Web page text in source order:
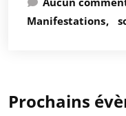
Manifestations
Prochains